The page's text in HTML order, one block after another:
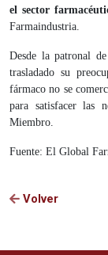
el sector
Farmaindustria.
Desde la patronal
trasladado su
fármaco no se
para satisfacer las
Miembro.
Fuente: El Global
Volver